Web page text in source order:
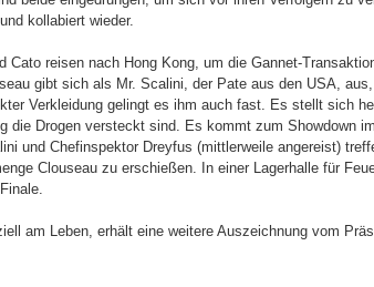
kollabiert wieder.
Cato reisen nach Hong Kong, um die Gannet-
gibt sich als Mr. Scalini, der Pate aus den USA,
Verkleidung gelingt es ihm auch fast. Es stellt sich
die Drogen versteckt sind. Es kommt zum Showdown
und Chefinspektor Dreyfus (mittlerweile angereist)
Clouseau zu erschießen. In einer Lagerhalle für
am Leben, erhält eine weitere Auszeichnung vom